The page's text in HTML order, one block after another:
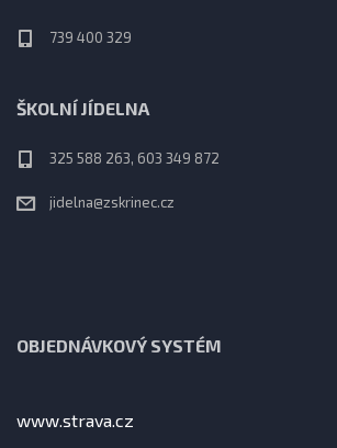
739 400 329
ŠKOLNÍ JÍDELNA
325 588 263, 603 349 872
jidelna@zskrinec.cz
OBJEDNÁVKOVÝ SYSTÉM
www.strava.cz